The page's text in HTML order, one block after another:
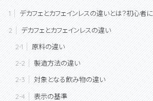
デカフェとカフェインレスの違いとは？初心者
デカフェとカフェインレスの違い
原料の違い
製造方法の違い
対象となる飲み物の違い
表示の基準